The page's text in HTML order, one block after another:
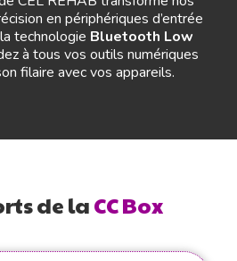
en périphériques d’entrée
technologie Bluetooth Low
à tous vos outils numériques
filaire avec vos appareils.
de laCCBox